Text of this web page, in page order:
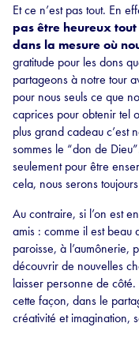
Et ce n’est pas tout. En
pas être heureux
dans la mesure où
gratitude pour les dons
partageons à notre tour
pour nous seuls ce que
caprices pour obtenir tel
plus grand cadeau c’est
sommes le “don de
seulement pour être
cela, nous serons
Au contraire, si l’on est
amis : comme il est beau
paroisse, à l’aumônerie,
découvrir de nouvelles
laisser personne de côté.
cette façon, dans le
créativité et imagination,